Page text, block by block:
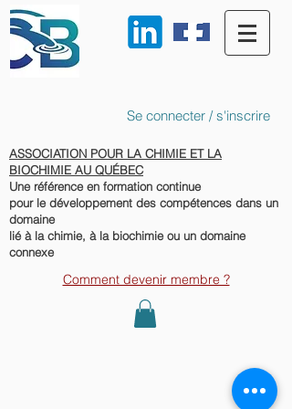
Se connecter / s'inscrire
ASSOCIATION POUR LA CHIMIE ET LA
BIOCHIMIE AU QUÉBEC
Une référence en formation continue
pour le développement des compétences dans un
domaine
lié à la chimie, à la biochimie ou un domaine
connexe
Comment devenir membre ?